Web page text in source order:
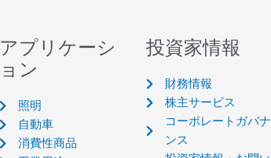
アプリケーシ
ョン
照明
自動車
消費性商品
投資家情報
財務情報
株主サービス
コーポレートガバナ
ンス